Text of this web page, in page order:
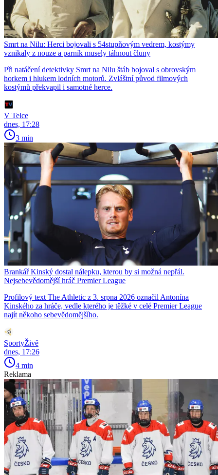
Smrt na Nilu: Herci bojovali s 54stupňovým vedrem, kostýmy
vznikaly z nouze a parník musely táhnout čluny
Při natáčení detektivky Smrt na Nilu štáb bojoval s obrovským
horkem i hlukem lodních motorů. Zvláštní původ filmových
kostýmů překvapil i samotné herce.
V Telce
dnes, 17:28
3 min
Brankář Kinský dostal nálepku, kterou by si možná nepřál.
Nejsebevědomější hráč Premier League
Profilový text The Athletic z 3. srpna 2026 označil Antonína
Kinského za hráče, vedle kterého je těžké v celé Premier League
najít někoho sebevědomějšího.
SportyŽivě
dnes, 17:26
4 min
Reklama